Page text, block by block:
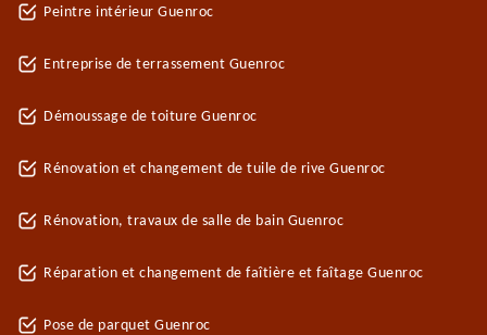
Peintre intérieur Guenroc
Entreprise de terrassement Guenroc
Démoussage de toiture Guenroc
Rénovation et changement de tuile de rive Guenroc
Rénovation, travaux de salle de bain Guenroc
Réparation et changement de faîtière et faîtage Guenroc
Pose de parquet Guenroc